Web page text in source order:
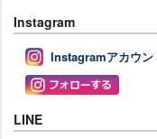
Instagram
Instagramアカウン
LINE